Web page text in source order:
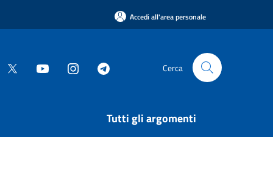
Accedi all'area personale
Cerca
Tutti gli argomenti